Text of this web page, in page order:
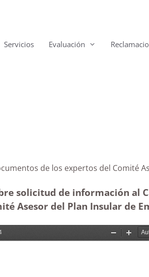
Servicios Evaluación
de los expertos del
solicitud de información al
Asesor del Plan Insular de